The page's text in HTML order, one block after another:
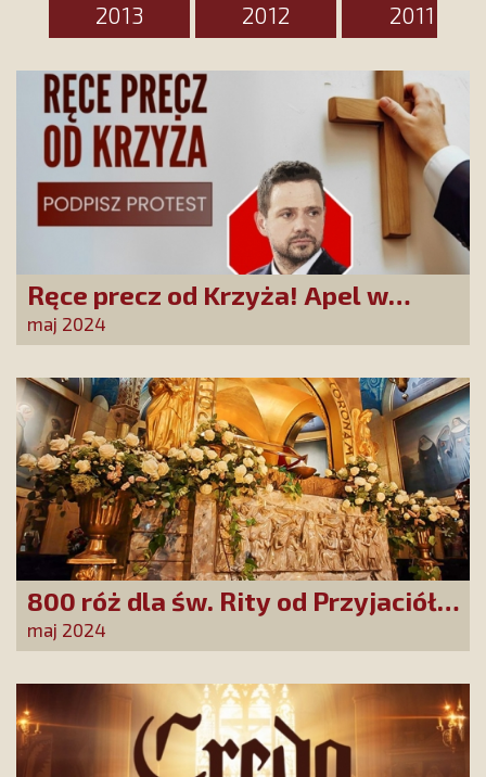
2013
2012 2011
Ręce precz od Krzyża! Apel w
reakcji na skandaliczne
zarządzenie Rafała
Trzaskowskiego
maj 2024
800 róż dla św. Rity od Przyjaciół
Stowarzyszenia!
maj 2024